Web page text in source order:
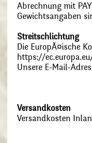
Abrechnung mit
Gewichtsangaben
Streitschlichtung
Die EuropÃ¤ische
https://
Unsere E-Mail-
Versandkosten
Versandkosten